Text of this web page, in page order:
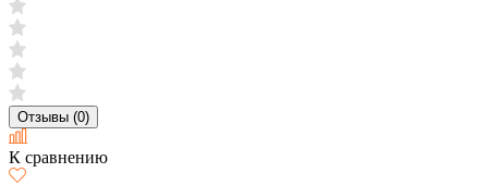
Отзывы (0)
К сравнению